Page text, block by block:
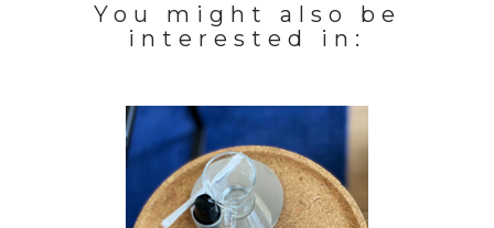
You might also be
interested in: